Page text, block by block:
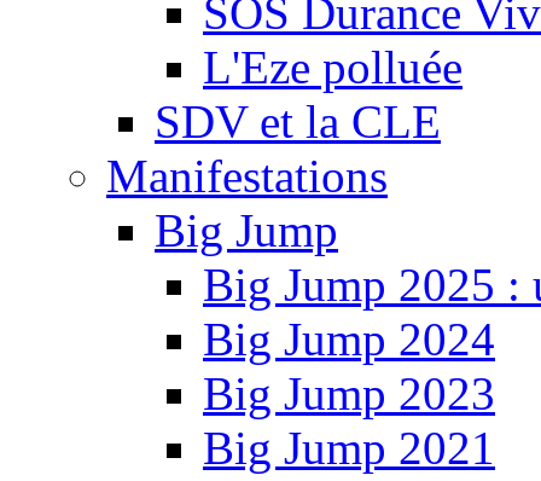
SOS Durance
L'Eze polluée
SDV et la CLE
Manifestations
Big Jump
Big Jump 2025 :
Big Jump 2024
Big Jump 2023
Big Jump 2021